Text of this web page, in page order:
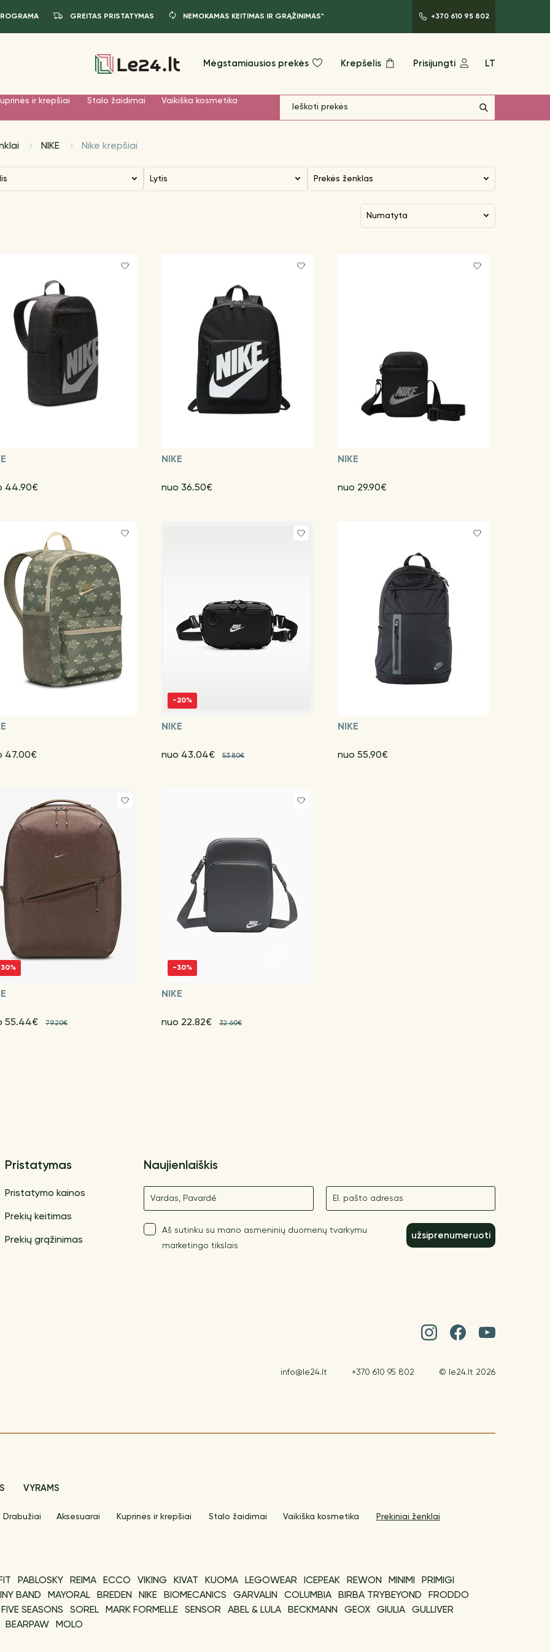
GREITAS PRISTATYMAS NEMOKAMAS KEITIMAS IR GRĄŽINIMAS* +370 610 95 802
Mėgstamiausios prekės Krepšelis Prisijungti LT
ir krepšiai Stalo žaidimai
Vaikiška kosmetika
NIKE Nike krepšiai
Lytis Prekės ženklas
numatyta
44.90€
NIKE
nuo 36.50€
NIKE
nuo 29.90€
47.00€
-20%
NIKE
nuo 43.04€ 53.80€
NIKE
nuo 55.90€
55.44€ 79.20€
-30%
NIKE
nuo 22.82€ 32.60€
Pristatymas
Pristatymo kainos
Prekių keitimas
Prekių grąžinimas
Naujienlaiškis
Vardas El. paštas
Aš sutinku su mano asmeninių duomenų tvarkymu
marketingo tikslais
užsiprenumeruoti
info@le24.lt +370 610 95 802 © le24.lt 2026
VYRAMS
Drabužiai Aksesuarai Kuprinės ir krepšiai Stalo žaidimai Vaikiška kosmetika Prekiniai ženklai
PABLOSKY REIMA ECCO VIKING KIVAT KUOMA LEGOWEAR ICEPEAK REWON MINIMI
PRIMIGI
BAND MAYORAL BREDEN NIKE BIOMECANICS GARVALIN COLUMBIA BIRBA TRYBEYOND
FRODDO
FIVE SEASONS SOREL MARK FORMELLE SENSOR ABEL & LULA BECKMANN GEOX GIULIA
GULLIVER
BEARPAW MOLO